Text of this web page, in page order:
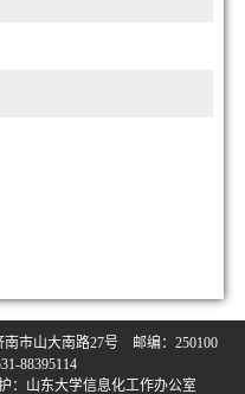
市山大南路27号 邮编：250100
88395114
护：山东大学信息化工作办公室